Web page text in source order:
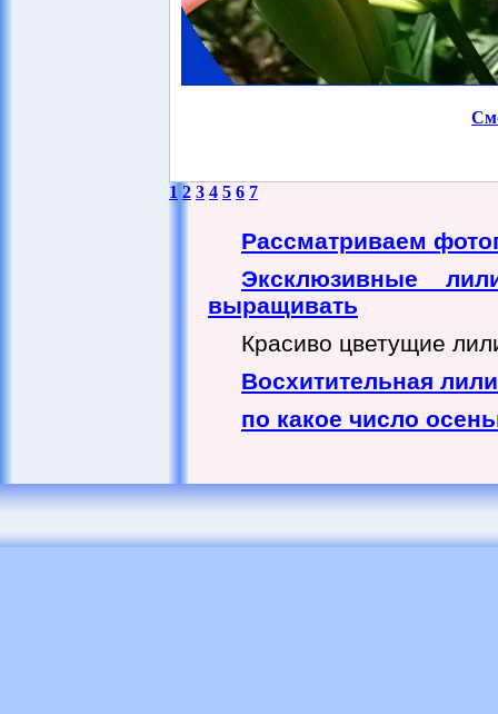
1 2 3 4 5 6 7
Рассматриваем
Эксклюзивные
выращивать
Красиво цветущие
Восхитительная
по какое число